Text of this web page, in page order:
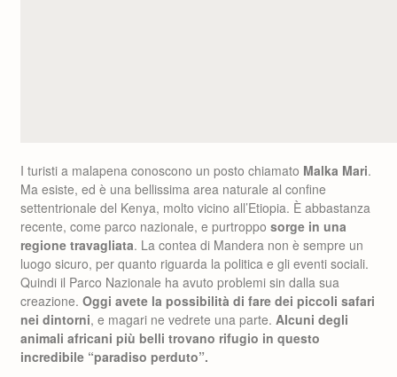
I turisti a malapena conoscono un posto chiamato Malka Mari.
Ma esiste, ed è una bellissima area naturale al confine
settentrionale del Kenya, molto vicino all’Etiopia. È abbastanza
recente, come parco nazionale, e purtroppo sorge in una
regione travagliata. La contea di Mandera non è sempre un
luogo sicuro, per quanto riguarda la politica e gli eventi sociali.
Quindi il Parco Nazionale ha avuto problemi sin dalla sua
creazione. Oggi avete la possibilità di fare dei piccoli safari
nei dintorni, e magari ne vedrete una parte. Alcuni degli
animali africani più belli trovano rifugio in questo
incredibile “paradiso perduto”.